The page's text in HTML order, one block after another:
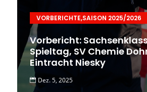
VORBERICHTE,SAISON 2025/2026
Vorbericht:
Spieltag, SV Chemie
Eintracht Niesky
 Dez. 5, 2025